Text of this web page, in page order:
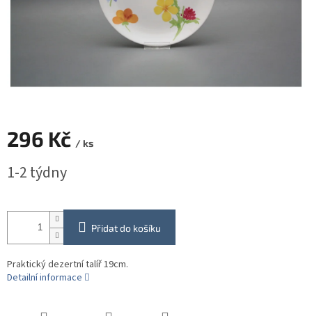
296 Kč / ks
cena:
1-2 týdny
Přidat do košíku
Praktický dezertní talíř 19cm.
Detailní informace